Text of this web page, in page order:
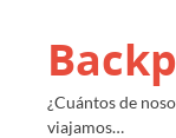
¿Cuántos de
viajamos…